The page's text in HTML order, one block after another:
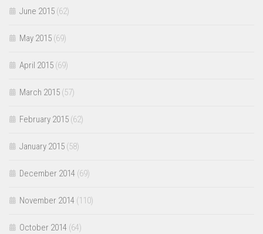
June 2015 (62)
May 2015 (69)
April 2015 (69)
March 2015 (57)
February 2015 (62)
January 2015 (58)
December 2014 (69)
November 2014 (110)
October 2014 (64)